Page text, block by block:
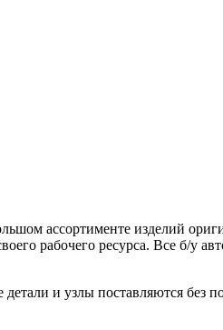
ассортименте изделий
рабочего ресурса. Все б/у
и узлы поставляются без